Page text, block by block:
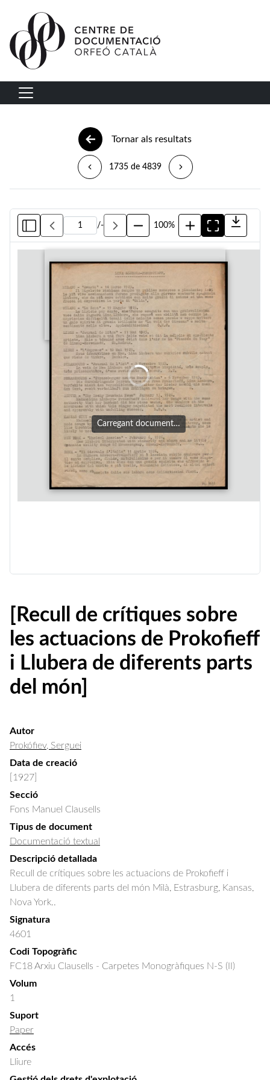
Vés al contingut
Navegació principal
Tornar als resultats
1735 de 4839
/- 100%
Carregant document…
[Recull de crítiques sobre
les actuacions de Prokofieff
i Llubera de diferents parts
del món]
Autor
Prokófiev, Serguei
Data de creació
[1927]
Secció
Fons Manuel Clausells
Tipus de document
Documentació textual
Descripció detallada
Recull de crítiques sobre les actuacions de Prokofieff i
Llubera de diferents parts del món Milà, Estrasburg, Kansas,
Nova York..
Signatura
4601
Codi Topogràfic
FC18 Arxiu Clausells - Carpetes Monogràfiques N-S (II)
Volum
1
Suport
Paper
Accés
Lliure